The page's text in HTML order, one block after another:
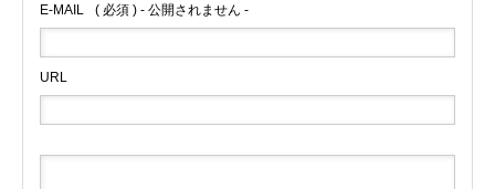
E-MAIL ( 必須 ) - 公開されません -
URL